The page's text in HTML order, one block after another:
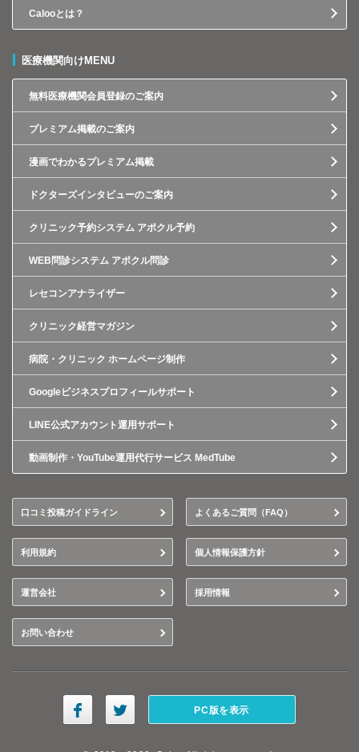
Calooとは？
医療機関向けMENU
無料医療機関会員登録のご案内
プレミアム掲載のご案内
漫画でわかるプレミアム掲載
ドクターズインタビューのご案内
クリニック予約システム アポクル予約
WEB問診システム アポクル問診
レセコンアナライザー
クリニック経営マガジン
病院・クリニック ホームページ制作
Googleビジネスプロフィールサポート
LINE公式アカウント運用サポート
動画制作・YouTube運用代行サービス MedTube
口コミ投稿ガイドライン よくあるご質問（FAQ）
利用規約 個人情報保護方針
運営会社 採用情報
お問い合わせ
PC版を表示